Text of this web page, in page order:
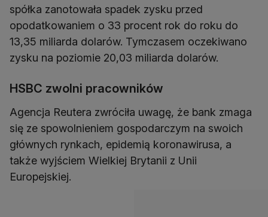
spółka zanotowała spadek zysku przed
opodatkowaniem o 33 procent rok do roku do
13,35 miliarda dolarów. Tymczasem oczekiwano
zysku na poziomie 20,03 miliarda dolarów.
HSBC zwolni pracowników
Agencja Reutera zwróciła uwagę, że bank zmaga
się ze spowolnieniem gospodarczym na swoich
głównych rynkach, epidemią koronawirusa, a
także wyjściem Wielkiej Brytanii z Unii
Europejskiej.